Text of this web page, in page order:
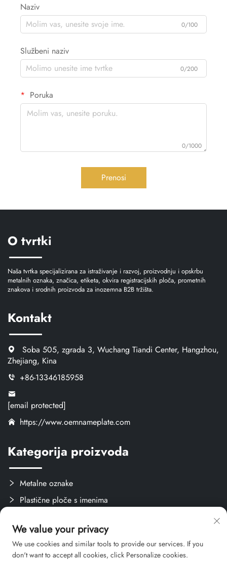
Naziv
0/100
Službeni naziv
0/200
Poruka
0/1000
Prenosi
O tvrtki
Naša tvrtka specijalizirana za istraživanje i razvoj, proizvodnju i opskrbu
metalnih oznaka, značica, etiketa, okvira registracijskih ploča, prometnih
znakova i srodnih proizvoda za inozemna B2B tržišta.
Kontakt
Soba 505, zgrada 3, Wuchang Tiandi Center, Hangzhou,
Zhejiang, Kina
+86-13346185958
[email protected]
https://www.oemnameplate.com
Kategorija proizvoda
Metalne oznake
Plastične ploče s imenima
Stvari za obuku
We value your privacy
We use cookies and similar tools to provide our services. If you
don't want to accept all cookies, click Personalize cookies.